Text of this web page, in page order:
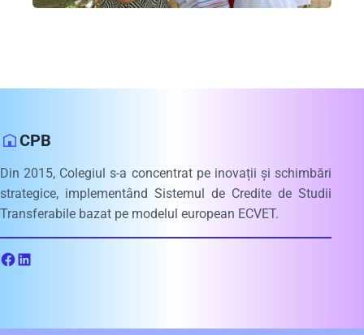
CPB
Din 2015, Colegiul s-a concentrat pe inovații și schimbări
strategice, implementând Sistemul de Credite de Studii
Transferabile bazat pe modelul european ECVET.